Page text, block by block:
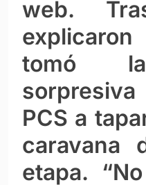
web.
tomó
PCS a
caravana
etapa.